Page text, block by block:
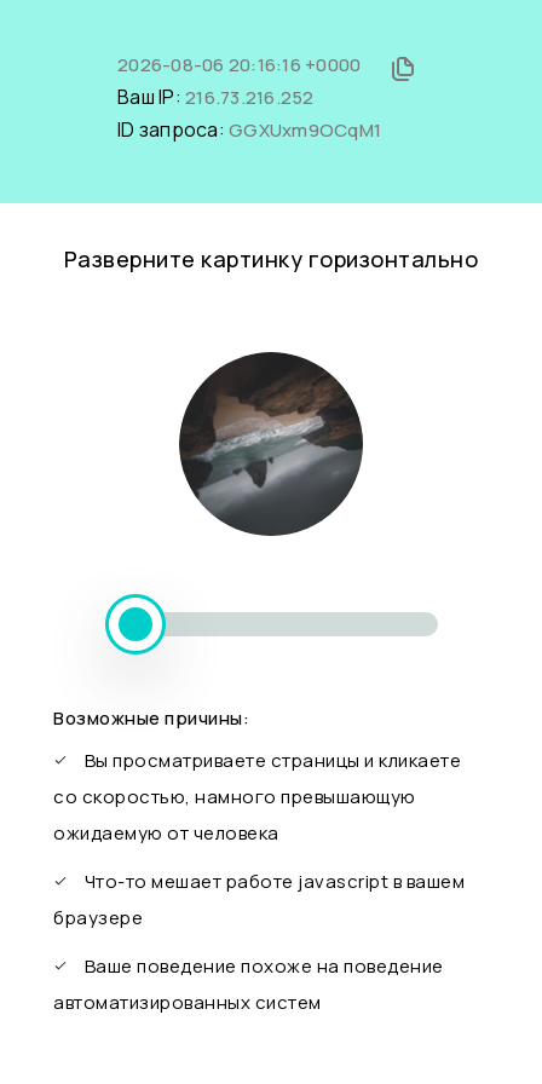
2026-08-06 20:16:16 +0000
Ваш IP: 216.73.216.252
ID запроса: GGXUxm9OCqM1
Разверните картинку горизонтально
Возможные причины:
Вы просматриваете страницы и кликаете
со скоростью, намного превышающую
ожидаемую от человека
Что-то мешает работе javascript в вашем
браузере
Ваше поведение похоже на поведение
автоматизированных систем